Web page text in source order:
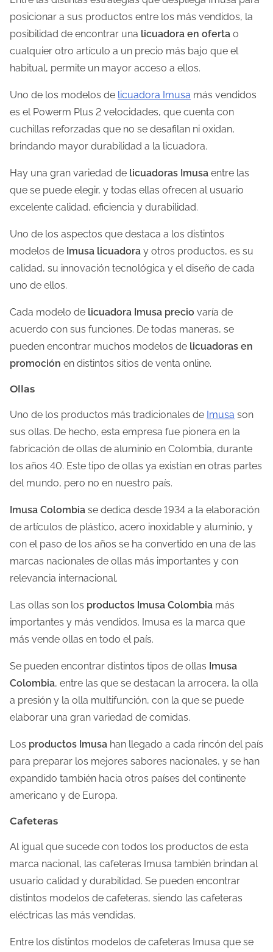
posicionar a sus productos entre los más vendidos, la
posibilidad de encontrar una licuadora en oferta o
cualquier otro artículo a un precio más bajo que el
habitual, permite un mayor acceso a ellos.
Uno de los modelos de licuadora Imusa más vendidos
es el Powerm Plus 2 velocidades, que cuenta con
cuchillas reforzadas que no se desafilan ni oxidan,
brindando mayor durabilidad a la licuadora.
Hay una gran variedad de licuadoras Imusa entre las
que se puede elegir, y todas ellas ofrecen al usuario
excelente calidad, eficiencia y durabilidad.
Uno de los aspectos que destaca a los distintos
modelos de Imusa licuadora y otros productos, es su
calidad, su innovación tecnológica y el diseño de cada
uno de ellos.
Cada modelo de licuadora Imusa precio varía de
acuerdo con sus funciones. De todas maneras, se
pueden encontrar muchos modelos de licuadoras en
promoción en distintos sitios de venta online.
Ollas
Uno de los productos más tradicionales de Imusa son
sus ollas. De hecho, esta empresa fue pionera en la
fabricación de ollas de aluminio en Colombia, durante
los años 40. Este tipo de ollas ya existían en otras partes
del mundo, pero no en nuestro país.
Imusa Colombia se dedica desde 1934 a la elaboración
de artículos de plástico, acero inoxidable y aluminio, y
con el paso de los años se ha convertido en una de las
marcas nacionales de ollas más importantes y con
relevancia internacional.
Las ollas son los productos Imusa Colombia más
importantes y más vendidos. Imusa es la marca que
más vende ollas en todo el país.
Se pueden encontrar distintos tipos de ollas Imusa
Colombia, entre las que se destacan la arrocera, la olla
a presión y la olla multifunción, con la que se puede
elaborar una gran variedad de comidas.
Los productos Imusa han llegado a cada rincón del país
para preparar los mejores sabores nacionales, y se han
expandido también hacia otros países del continente
americano y de Europa.
Cafeteras
Al igual que sucede con todos los productos de esta
marca nacional, las cafeteras Imusa también brindan al
usuario calidad y durabilidad. Se pueden encontrar
distintos modelos de cafeteras, siendo las cafeteras
eléctricas las más vendidas.
Entre los distintos modelos de cafeteras Imusa que se